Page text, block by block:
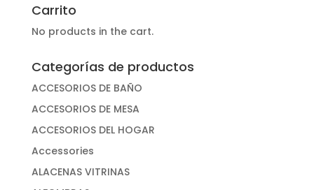
Carrito
No products in the cart.
Categorías de productos
ACCESORIOS DE BAÑO
ACCESORIOS DE MESA
ACCESORIOS DEL HOGAR
Accessories
ALACENAS VITRINAS